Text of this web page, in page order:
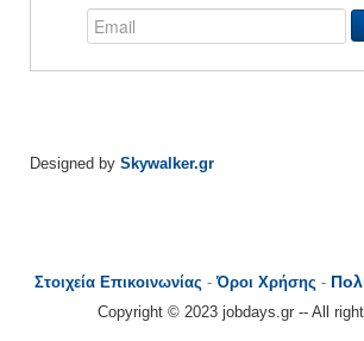
Designed by Skywalker.gr
Στοιχεία Επικοινωνίας -Όροι Χρήσης -
Copyright © 2023 jobdays.gr -- All